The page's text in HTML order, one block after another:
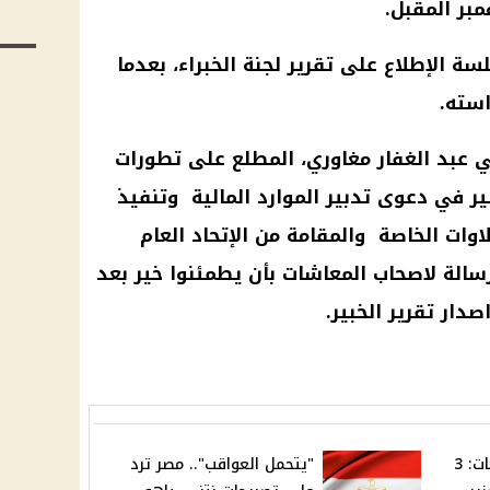
على تقرير لجنة الخبراء، بعدما
الغفار مغاوري، المطلع على تطورات
في دعوى تدبير الموارد المالية وتنفيذ
الخاصة والمقامة من الإتحاد العام
لاصحاب المعاشات بأن يطمئنوا خير بعد
تقرير الخبير.
مكافأة 80% وزيادة المرتبات: 3
"يتحمل العواقب".. مصر ترد